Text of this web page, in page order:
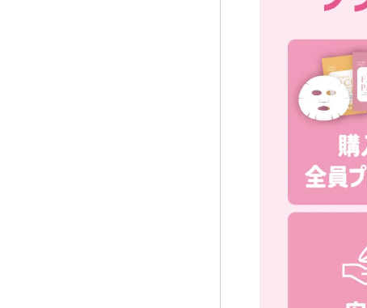
マーケティング分析
※なお、上記の利用目
掲載している他のウ
結果等の個人関連情
2.第三者提供
当社は、お客様の
ただし、下記3の第
当社は、以下のと
■共同して利用され
ID及びパスワード
氏名、性別、生
情報
本人確認書類（
銀行口座情報、
お客様から当社
情報通信端末の
報、IPアドレス
とに割り振られ
■共同して利用する者